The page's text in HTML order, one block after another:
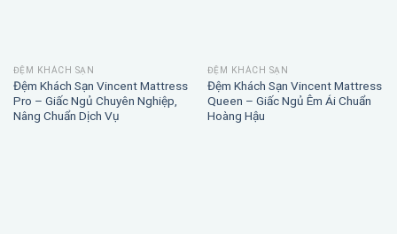
ĐỆM KHÁCH SẠN
Đệm Khách Sạn Vincent Mattress
Pro – Giấc Ngủ Chuyên Nghiệp,
Nâng Chuẩn Dịch Vụ
ĐỆM KHÁCH SẠN
Đệm Khách Sạn Vincent Mattress
Queen – Giấc Ngủ Êm Ái Chuẩn
Hoàng Hậu